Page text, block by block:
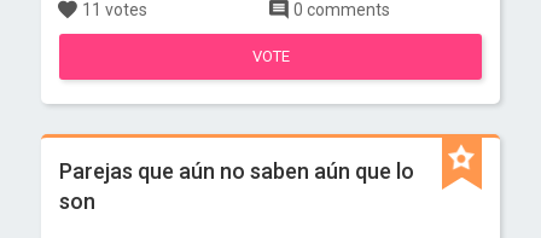
11 votes 0 comments
VOTE
Parejas que aún no saben aún que lo
son